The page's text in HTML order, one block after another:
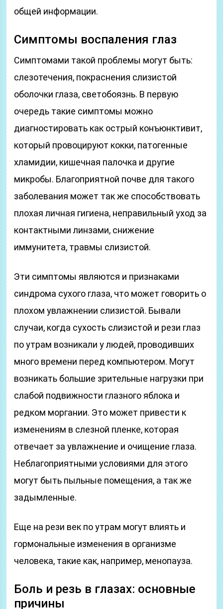
общей информации.
Симптомы воспаления глаз
Симптомами такой проблемы могут быть:
слезотечения, покраснения слизистой
оболочки глаза, светобоязнь. В первую
очередь такие симптомы можно
диагностировать как острый конъюнктивит,
который провоцируют кокки, патогенные
хламидии, кишечная палочка и другие
микробы. Благоприятной почве для такого
заболевания может так же способствовать
плохая личная гигиена, неправильный уход за
контактными линзами, снижение
иммунитета, травмы слизистой.
Эти симптомы являются и признаками
синдрома сухого глаза, что может говорить о
плохом увлажнении слизистой. Бывали
случаи, когда сухость слизистой и рези глаз
по утрам возникали у людей, проводивших
много времени перед компьютером. Могут
возникать большие зрительные нагрузки при
слабой подвижности глазного яблока и
редком моргании. Это может привести к
изменениям в слезной пленке, которая
отвечает за увлажнение и очищение глаза.
Неблагоприятными условиями для этого
могут быть пыльные помещения, а так же
задымленные.
Еще на рези век по утрам могут влиять и
гормональные изменения в организме
человека, такие как, например, менопауза.
Боль и резь в глазах: основные
причины